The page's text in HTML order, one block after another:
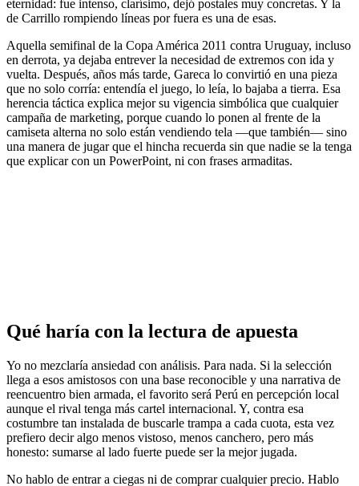
eternidad: fue intenso, clarísimo, dejó postales muy concretas. Y la
de Carrillo rompiendo líneas por fuera es una de esas.
Aquella semifinal de la Copa América 2011 contra Uruguay, incluso
en derrota, ya dejaba entrever la necesidad de extremos con ida y
vuelta. Después, años más tarde, Gareca lo convirtió en una pieza
que no solo corría: entendía el juego, lo leía, lo bajaba a tierra. Esa
herencia táctica explica mejor su vigencia simbólica que cualquier
campaña de marketing, porque cuando lo ponen al frente de la
camiseta alterna no solo están vendiendo tela —que también— sino
una manera de jugar que el hincha recuerda sin que nadie se la tenga
que explicar con un PowerPoint, ni con frases armaditas.
Qué haría con la lectura de apuesta
Yo no mezclaría ansiedad con análisis. Para nada. Si la selección
llega a esos amistosos con una base reconocible y una narrativa de
reencuentro bien armada, el favorito será Perú en percepción local
aunque el rival tenga más cartel internacional. Y, contra esa
costumbre tan instalada de buscarle trampa a cada cuota, esta vez
prefiero decir algo menos vistoso, menos canchero, pero más
honesto: sumarse al lado fuerte puede ser la mejor jugada.
No hablo de entrar a ciegas ni de comprar cualquier precio. Hablo